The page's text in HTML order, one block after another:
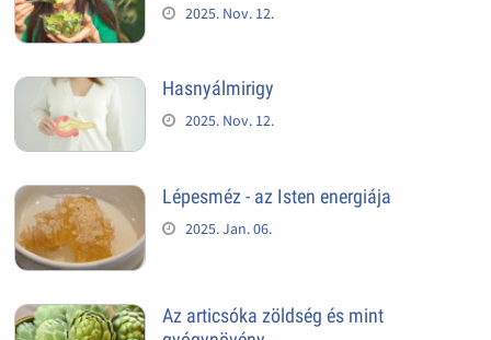
2025. Nov. 12.
Hasnyálmirigy
2025. Nov. 12.
Lépesméz - az Isten energiája
2025. Jan. 06.
Az articsóka zöldség és mint